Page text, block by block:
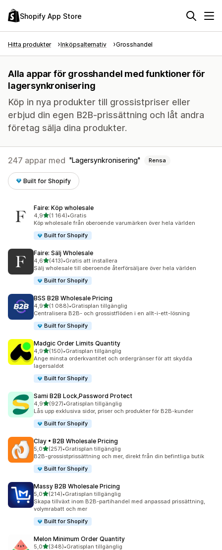
Shopify App Store
Hitta produkter Inköpsalternativ Grosshandel
Alla appar för grosshandel med funktioner för
lagersynkronisering
Köp in nya produkter till grossistpriser eller
erbjud din egen B2B-prissättning och låt andra
företag sälja dina produkter.
247 appar med Lagersynkronisering Rensa
Built for Shopify
Faire: Köp wholesale
4,9av 5 stjärnor
(1 164)
1164 recensioner totalt
•Gratis
Köp wholesale från oberoende varumärken över hela världen
Built for Shopify
Faire: Sälj Wholesale
4,6av 5 stjärnor
(413)
413 recensioner totalt
•Gratis att installera
Sälj wholesale till oberoende återförsäljare över hela världen
Built for Shopify
BSS B2B Wholesale Pricing
4,9av 5 stjärnor
(1 088)
1088 recensioner totalt
•Gratisplan tillgänglig
Centralisera B2B- och grossistflöden i en allt-i-ett-lösning
Built for Shopify
Madgic Order Limits Quantity
4,9av 5 stjärnor
(150)
150 recensioner totalt
•Gratisplan tillgänglig
Ange minsta orderkvantitet och ordergränser för att skydda
lagersaldot
Built for Shopify
Sami B2B Lock,Password Protect
4,9av 5 stjärnor
(927)
927 recensioner totalt
•Gratisplan tillgänglig
Lås upp exklusiva sidor, priser och produkter för B2B-kunder
Built for Shopify
Clay • B2B Wholesale Pricing
5,0av 5 stjärnor
(257)
257 recensioner totalt
•Gratisplan tillgänglig
B2B-grossistprissättning och mer, direkt från din befintliga butik
Built for Shopify
Massy B2B Wholesale Pricing
5,0av 5 stjärnor
(214)
214 recensioner totalt
•Gratisplan tillgänglig
Skapa tillväxt inom B2B-partihandel med anpassad prissättning,
volymrabatt och mer
Built for Shopify
Melon Minimum Order Quantity
5,0av 5 stjärnor
(348)•Gratisplan tillgänglig